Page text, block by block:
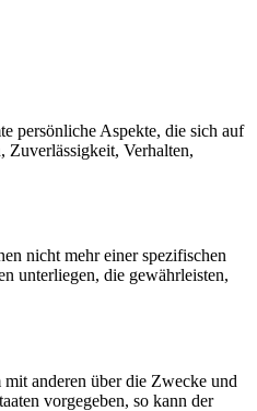
persönliche Aspekte, die sich auf
Zuverlässigkeit, Verhalten,
nicht mehr einer spezifischen
unterliegen, die gewährleisten,
anderen über die Zwecke und
vorgegeben, so kann der